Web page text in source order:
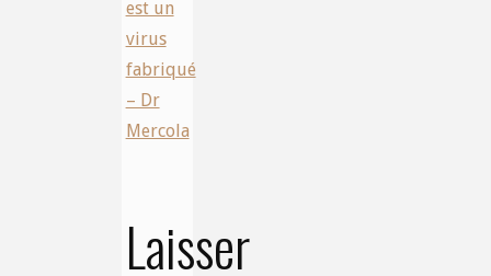
est un
virus
fabriqué
– Dr
Mercola
Laisser